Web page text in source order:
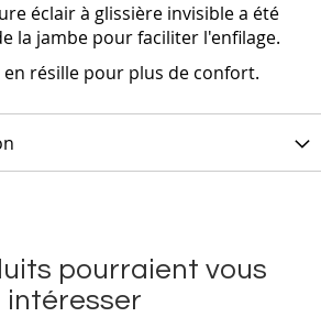
éclair à glissière invisible a été
la jambe pour faciliter l'enfilage.
en résille pour plus de confort.
pourraient vous
intéresser